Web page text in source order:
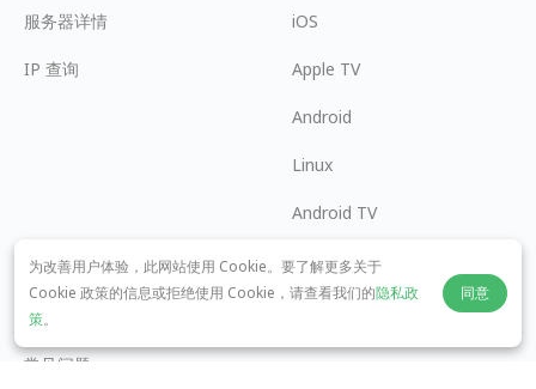
服务器详情
IP 查询
iOS
Apple TV
Android
Linux
Android TV
帮助中心
panda7x24@gmail.com
常见问题
合作
为改善用户体验，此网站使用 Cookie。要了解更多关于
Cookie 政策的信息或拒绝使用 Cookie，请查看我们的隐私政
策。
同意